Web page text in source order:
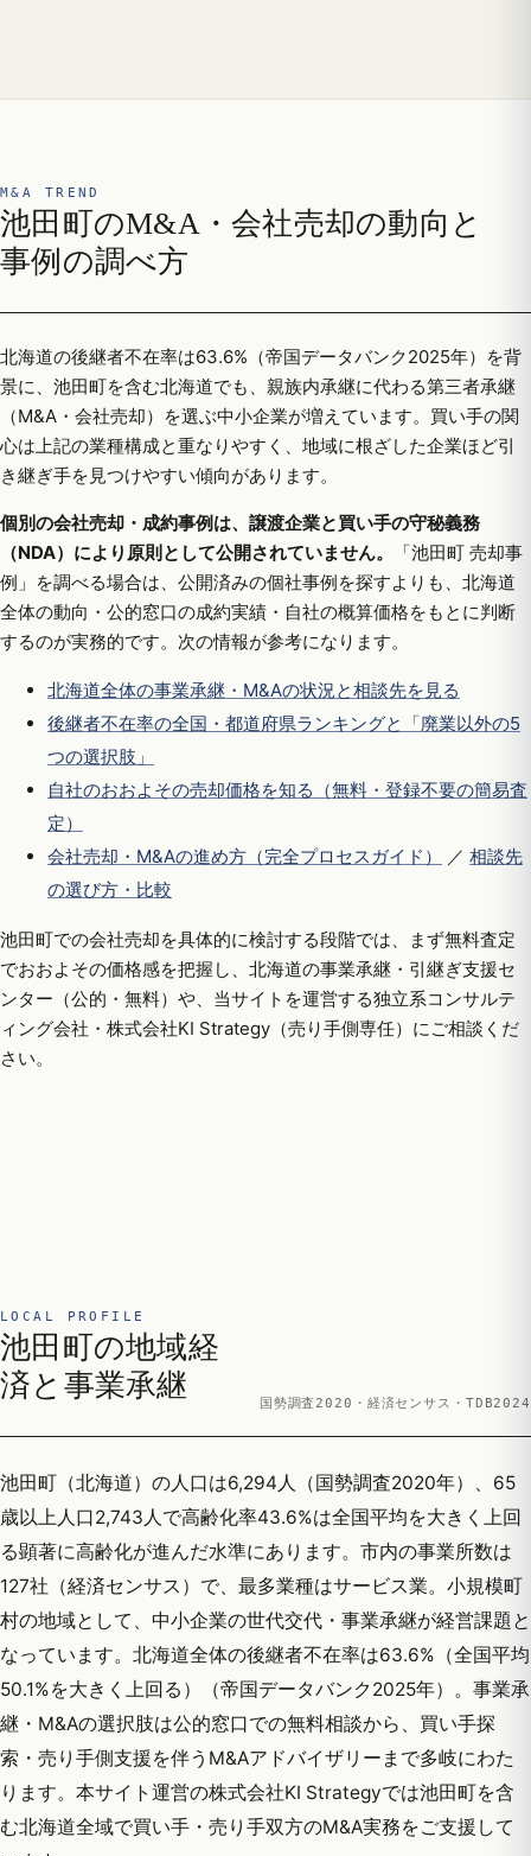
M&A TREND
池田町のM&A・会社売却の動向と
事例の調べ方
北海道の後継者不在率は63.6%（帝国データバンク2025年）を背
景に、池田町を含む北海道でも、親族内承継に代わる第三者承継
（M&A・会社売却）を選ぶ中小企業が増えています。買い手の関
心は上記の業種構成と重なりやすく、地域に根ざした企業ほど引
き継ぎ手を見つけやすい傾向があります。
個別の会社売却・成約事例は、譲渡企業と買い手の守秘義務
（NDA）により原則として公開されていません。
「池田町 売却事
例」を調べる場合は、公開済みの個社事例を探すよりも、北海道
全体の動向・公的窓口の成約実績・自社の概算価格をもとに判断
するのが実務的です。次の情報が参考になります。
北海道全体の事業承継・M&Aの状況と相談先を見る
後継者不在率の全国・都道府県ランキングと「廃業以外の5
つの選択肢」
自社のおおよその売却価格を知る（無料・登録不要の簡易査
定）
会社売却・M&Aの進め方（完全プロセスガイド）
／ 相談先
の選び方・比較
池田町での会社売却を具体的に検討する段階では、まず無料査定
でおおよその価格感を把握し、北海道の事業承継・引継ぎ支援セ
ンター（公的・無料）や、当サイトを運営する独立系コンサルテ
ィング会社・株式会社KI Strategy（売り手側専任）にご相談くだ
さい。
LOCAL PROFILE
池田町の地域経
済と事業承継
国勢調査2020・経済センサス・TDB2024
池田町（北海道）の人口は6,294人（国勢調査2020年）、65
歳以上人口2,743人で高齢化率43.6%は全国平均を大きく上回
る顕著に高齢化が進んだ水準にあります。市内の事業所数は
127社（経済センサス）で、最多業種はサービス業。小規模町
村の地域として、中小企業の世代交代・事業承継が経営課題と
なっています。北海道全体の後継者不在率は63.6%（全国平均
50.1%を大きく上回る）（帝国データバンク2025年）。事業承
継・M&Aの選択肢は公的窓口での無料相談から、買い手探
索・売り手側支援を伴うM&Aアドバイザリーまで多岐にわた
ります。本サイト運営の株式会社KI Strategyでは池田町を含
む北海道全域で買い手・売り手双方のM&A実務をご支援して